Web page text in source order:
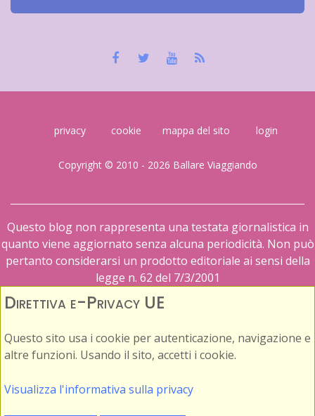
privacy cookie mappa del sito login
Copyright © 2010 - 2026 Ballare Viaggiando
Questo blog non rappresenta una testata giornalistica in
quanto viene aggiornato senza alcuna periodicità. Non può
pertanto considerarsi un prodotto editoriale ai sensi della
legge n. 62 del 7/3/2001
Direttiva e-Privacy UE
Questo sito usa i cookie per autenticazione, navigazione e
altre funzioni. Usando il sito, accetti i cookie.
Visualizza l'informativa sulla privacy